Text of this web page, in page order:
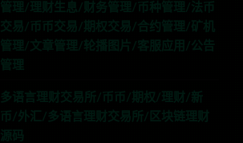
管理/理财生息/财务管理/币种管理/法币
交易/币币交易/期权交易/合约管理/矿机
管理/文章管理/轮播图片/客服应用/公告
管理
多语言理财交易所/币币/期权/理财/新
币/外汇/多语言理财交易所/区块链理财
源码